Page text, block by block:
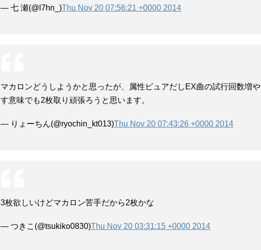
— 七 瀬(@l7hn_)Thu Nov 20 07:56:21 +0000 2014
マカロンどうしようかと思ったが、属性ピュアだしEX曲の試行回数増や
す意味でも2枚取り頑張ろうと思います。
— りょーちん(@ryochin_kt013)Thu Nov 20 07:43:26 +0000 2014
3枚欲しいけどマカロン苦手だから2枚かな
— つきこ(@tsukiko0830)Thu Nov 20 03:31:15 +0000 2014